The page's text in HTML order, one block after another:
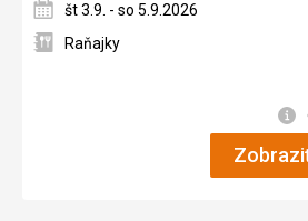
št 3.9. - so 5.9.2026
Raňajky